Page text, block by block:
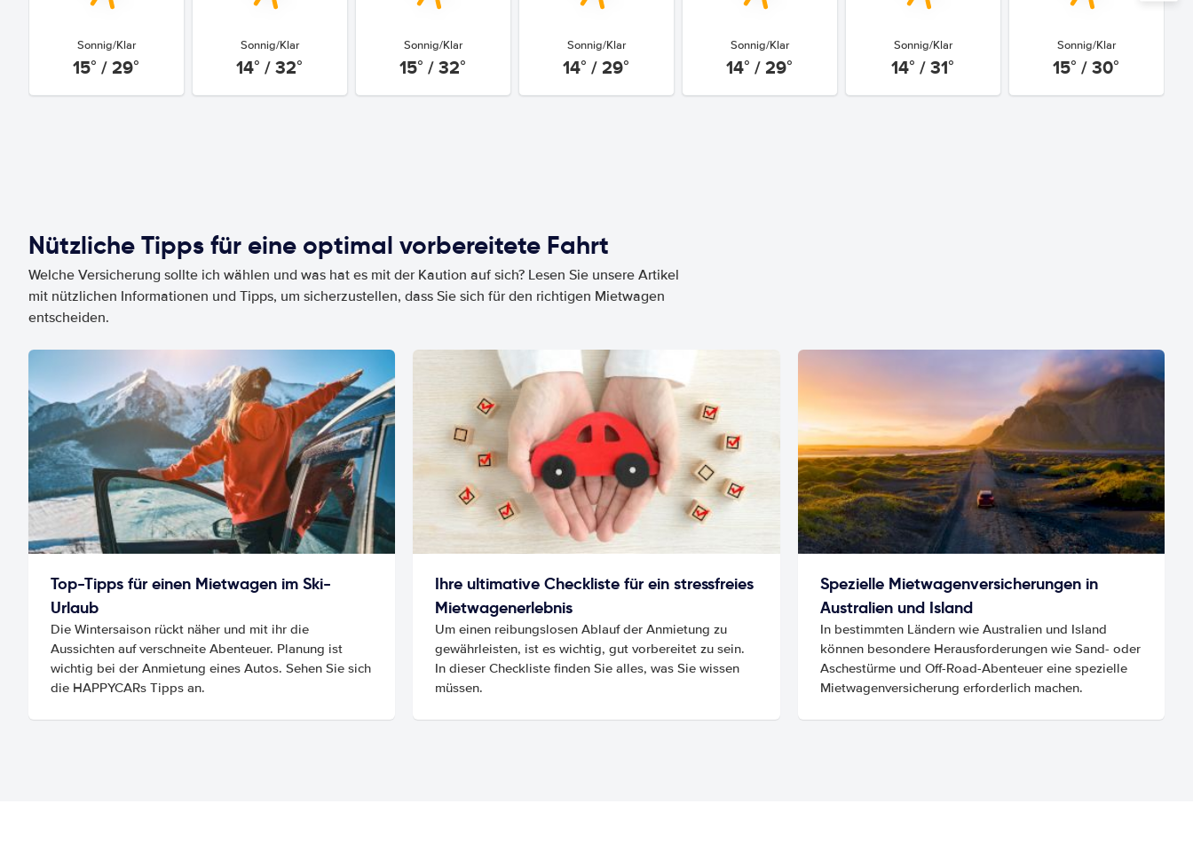
Sonnig/Klar
15° / 29°
Sonnig/Klar
14° / 32°
Sonnig/Klar
15° / 32°
Sonnig/Klar
14° / 29°
Sonnig/Klar
14° / 29°
Sonnig/Klar
14° / 31°
Sonnig/Klar
15° / 30°
Nützliche Tipps für eine optimal vorbereitete Fahrt
Welche Versicherung sollte ich wählen und was hat es mit der Kaution auf sich? Lesen Sie unsere Artikel
mit nützlichen Informationen und Tipps, um sicherzustellen, dass Sie sich für den richtigen Mietwagen
entscheiden.
Top-Tipps für einen Mietwagen im Ski-
Urlaub
Die Wintersaison rückt näher und mit ihr die
Aussichten auf verschneite Abenteuer. Planung ist
wichtig bei der Anmietung eines Autos. Sehen Sie sich
die HAPPYCARs Tipps an.
Ihre ultimative Checkliste für ein stressfreies
Mietwagenerlebnis
Um einen reibungslosen Ablauf der Anmietung zu
gewährleisten, ist es wichtig, gut vorbereitet zu sein.
In dieser Checkliste finden Sie alles, was Sie wissen
müssen.
Spezielle Mietwagenversicherungen in
Australien und Island
In bestimmten Ländern wie Australien und Island
können besondere Herausforderungen wie Sand- oder
Aschestürme und Off-Road-Abenteuer eine spezielle
Mietwagenversicherung erforderlich machen.